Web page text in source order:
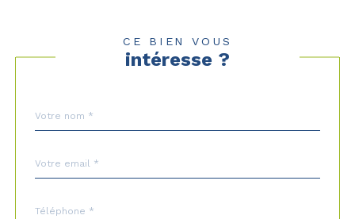
CE BIEN VOUS
intéresse ?
par
*
*
*